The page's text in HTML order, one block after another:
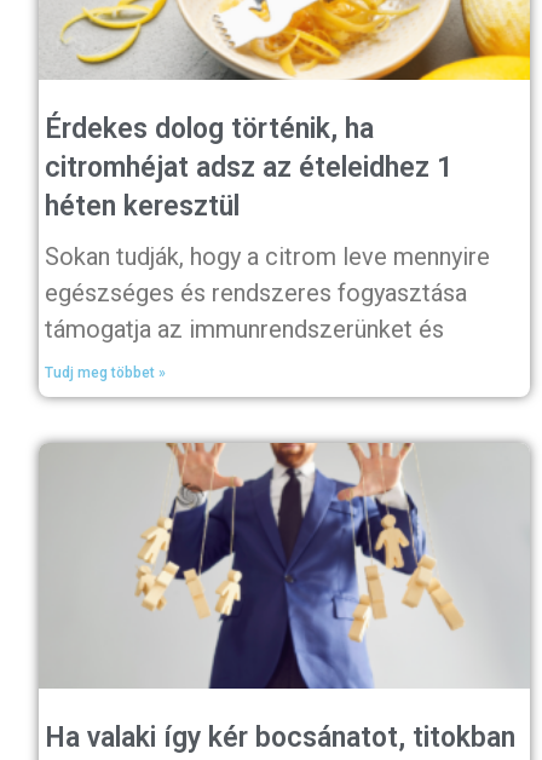
Érdekes dolog történik, ha
citromhéjat adsz az ételeidhez 1
héten keresztül
Sokan tudják, hogy a citrom leve mennyire
egészséges és rendszeres fogyasztása
támogatja az immunrendszerünket és
Tudj meg többet »
Ha valaki így kér bocsánatot, titokban